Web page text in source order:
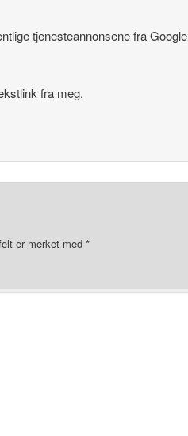
tjenesteannonsene fra Google
fra meg.
er merket med *